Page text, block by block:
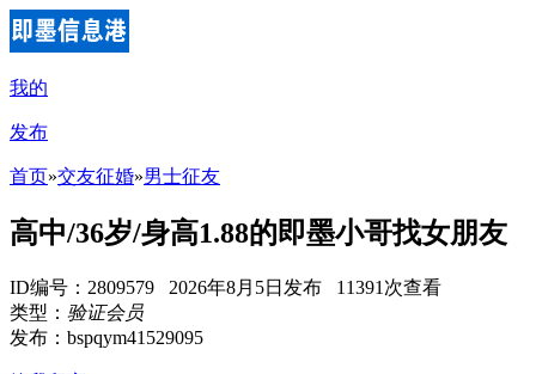
我的
发布
首页»交友征婚»男士征友
高中/36岁/身高1.88的即墨小哥找女朋友
ID编号：2809579 2026年8月5日发布 11391次查看
类型： 验证会员
发布：bspqym41529095